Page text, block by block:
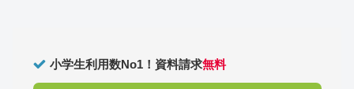
小学生利用数No1！資料請求無料